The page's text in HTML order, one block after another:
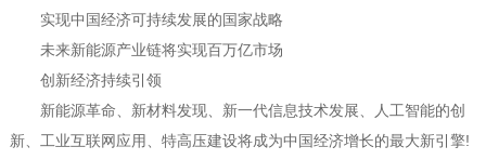
实现中国经济可持续发展的国家战略
未来新能源产业链将实现百万亿市场
创新经济持续引领
新能源革命、新材料发现、新一代信息技术发展、人工智能的创
新、工业互联网应用、特高压建设将成为中国经济增长的最大新引擎!